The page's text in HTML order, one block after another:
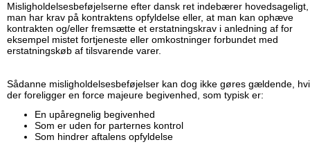
Misligholdelsesbeføjelserne efter dansk ret indebærer
man har krav på kontraktens opfyldelse eller, at man kan ophæve
kontrakten og/eller fremsætte et erstatningskrav i anledning af for
eksempel mistet fortjeneste eller omkostninger forbundet med
erstatningskøb af tilsvarende varer.
Sådanne misligholdelsesbeføjelser kan dog ikke gøres gældende,
der foreligger en force majeure begivenhed, som typisk er:
En upåregnelig begivenhed
Som er uden for parternes kontrol
Som hindrer aftalens opfyldelse